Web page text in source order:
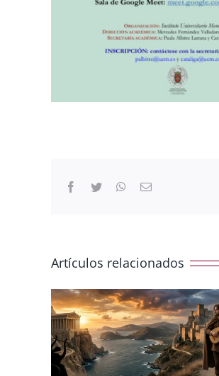
Facebook
Twitter WhatsApp
Correo
Artículos relacionados